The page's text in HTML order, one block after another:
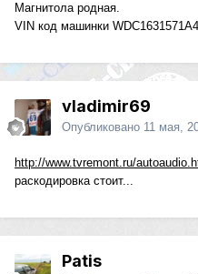
Магнитола родная.
VIN код машинки
vladimir69
Опубликовано 11 мая,
http://www.tvremont.ru/
раскодировка стоит...
Patis